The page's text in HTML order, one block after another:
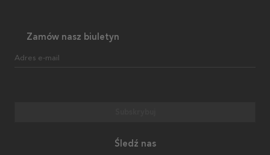
Zamów nasz biuletyn
Adres e-mail
Śledź nas